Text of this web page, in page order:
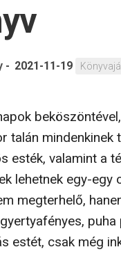
- 2021-11-19
talán
esték, valamint a
lehetnek egy-egy
megterhelő,
estét, csak még